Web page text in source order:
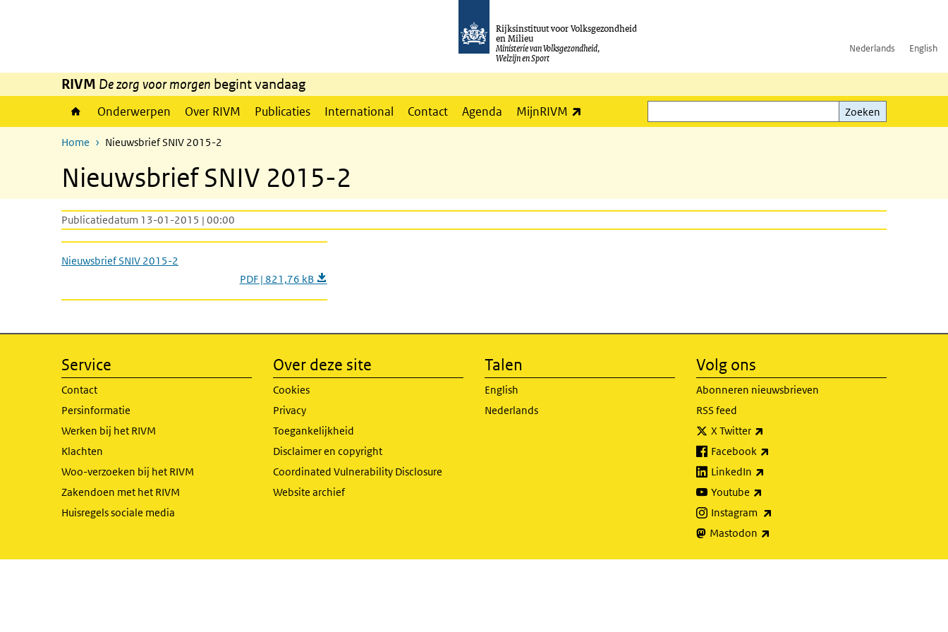
Rijksinstituut voor Volksgezondheid
en Milieu
Ministerie van Volksgezondheid,
Welzijn en Sport
Nederlands English
RIVM De zorg voor morgen begint vandaag
Onderwerpen Over RIVM Publicaties International Contact Agenda MijnRIVM
Zoeken
Zoeken
Home Nieuwsbrief SNIV 2015-2
Nieuwsbrief SNIV 2015-2
Publicatiedatum 13-01-2015 | 00:00
Nieuwsbrief SNIV 2015-2
PDF | 821,76 kB
Service
Contact
Persinformatie
Werken bij het RIVM
Klachten
Woo-verzoeken bij het RIVM
Zakendoen met het RIVM
Huisregels sociale media
Over deze site
Cookies
Privacy
Toegankelijkheid
Disclaimer en copyright
Coordinated Vulnerability Disclosure
Website archief
Talen
English
Nederlands
Volg ons
Abonneren nieuwsbrieven
RSS feed
X Twitter
Facebook
LinkedIn
Youtube
Instagram
Mastodon